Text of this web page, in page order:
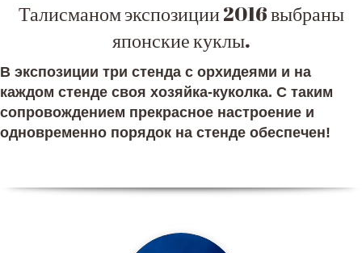
Талисманом экспозиции 2016 выбраны
японские куклы.
В экспозиции три стенда с орхидеями и на
каждом стенде своя хозяйка-куколка. С таким
сопровождением прекрасное настроение и
одновременно порядок на стенде обеспечен!